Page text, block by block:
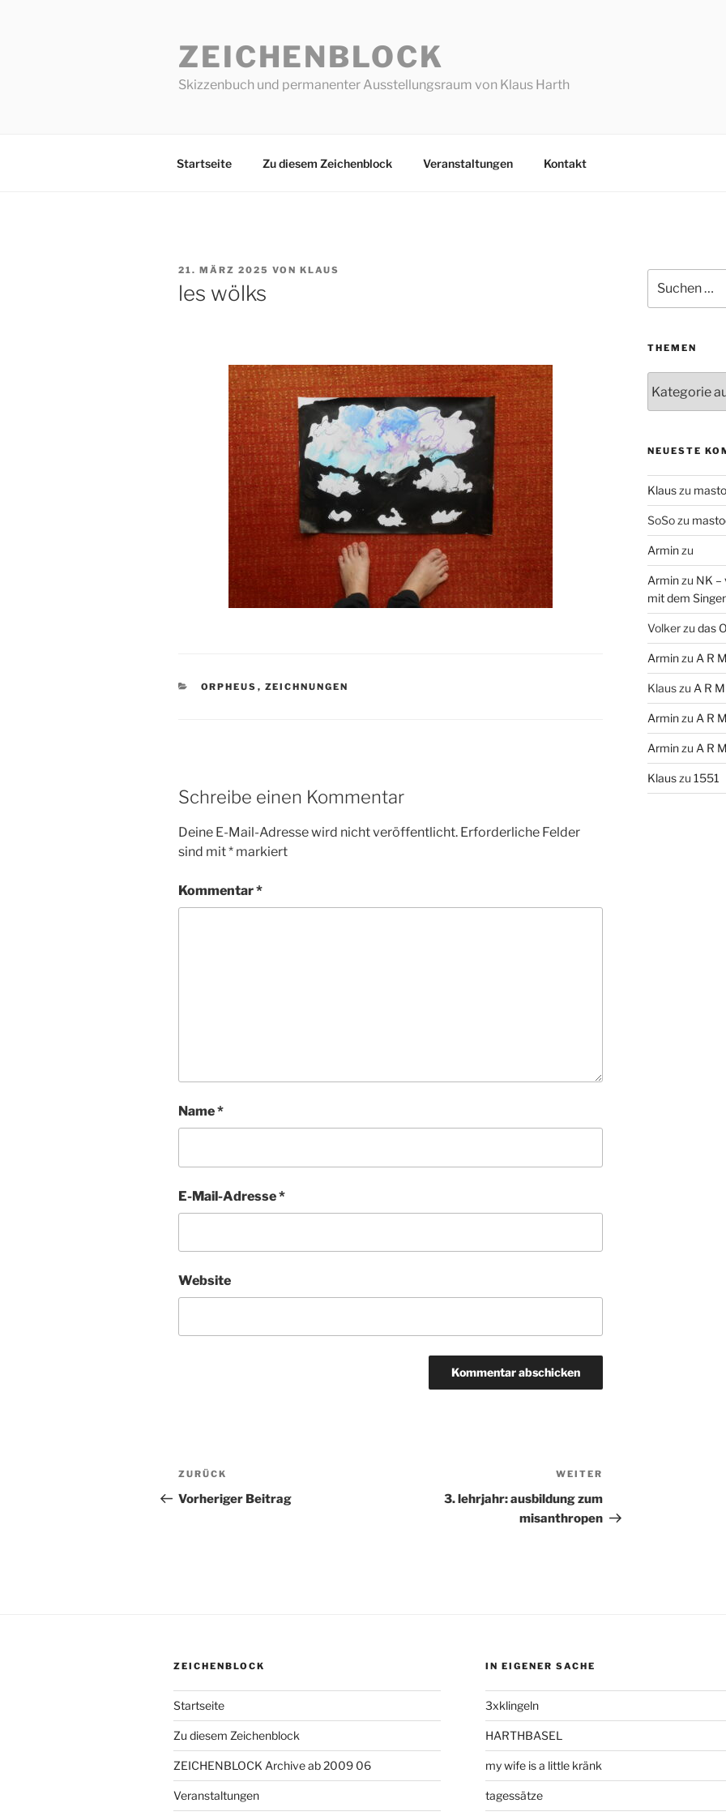
ZEICHENBLOCK
Skizzenbuch und permanenter Ausstellungsraum von Klaus Harth
Startseite Zu diesem Zeichenblock Veranstaltungen Kontakt
VERÖFFENTLICHT
AM
21. MÄRZ 2025 VON KLAUS
les wölks
KATEGORIEN
ORPHEUS , ZEICHNUNGEN
Schreibe einen Kommentar
Deine E-Mail-Adresse wird nicht veröffentlicht. Erforderliche Felder
sind mit* markiert
Kommentar*
Name*
E-Mail-Adresse*
Website
Beitragsnavigation
Vorheriger
Beitrag
ZURÜCK
Vorheriger Beitrag
WEITER
3. lehrjahr: ausbildung zum
misanthropen
nach:
THEMEN
NEUESTE
Klauszu
SoSozu
Arminzu
Arminzu NK –
mit dem
Volkerzu das
Arminzu A R
Klauszu A R
Arminzu A R
Arminzu A R
Klauszu 1551
ZEICHENBLOCK
Startseite
Zu diesem Zeichenblock
ZEICHENBLOCK Archive ab 2009 06
Veranstaltungen
IN EIGENER SACHE
3xklingeln
HARTHBASEL
my wife is a little kränk
tagessätze